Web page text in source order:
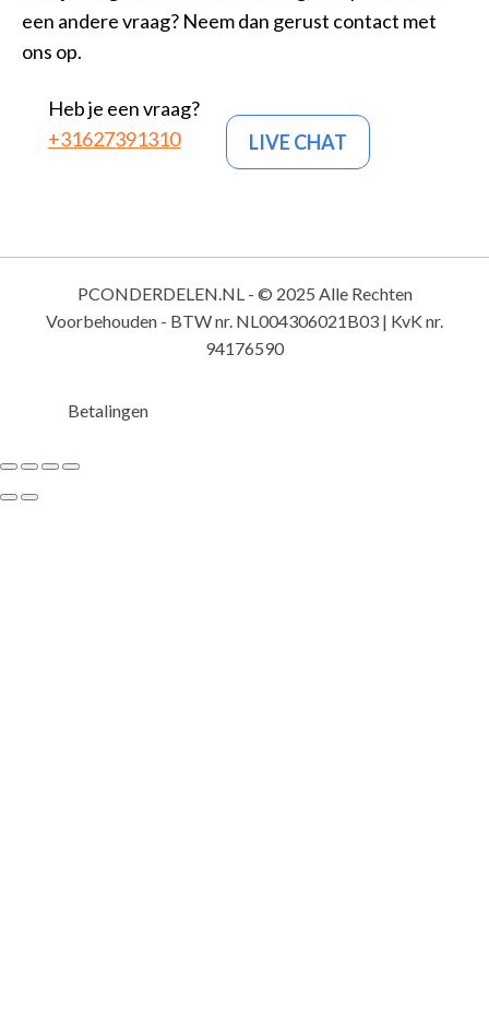
een andere vraag? Neem dan gerust contact met
ons op.
Heb je een vraag?
+31627391310
LIVE CHAT
PCONDERDELEN.NL - © 2025 Alle Rechten
Voorbehouden - BTW nr. NL004306021B03 | KvK nr.
94176590
Betalingen